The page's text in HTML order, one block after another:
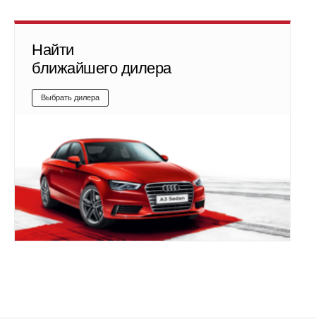
Найти
ближайшего дилера
Выбрать дилера